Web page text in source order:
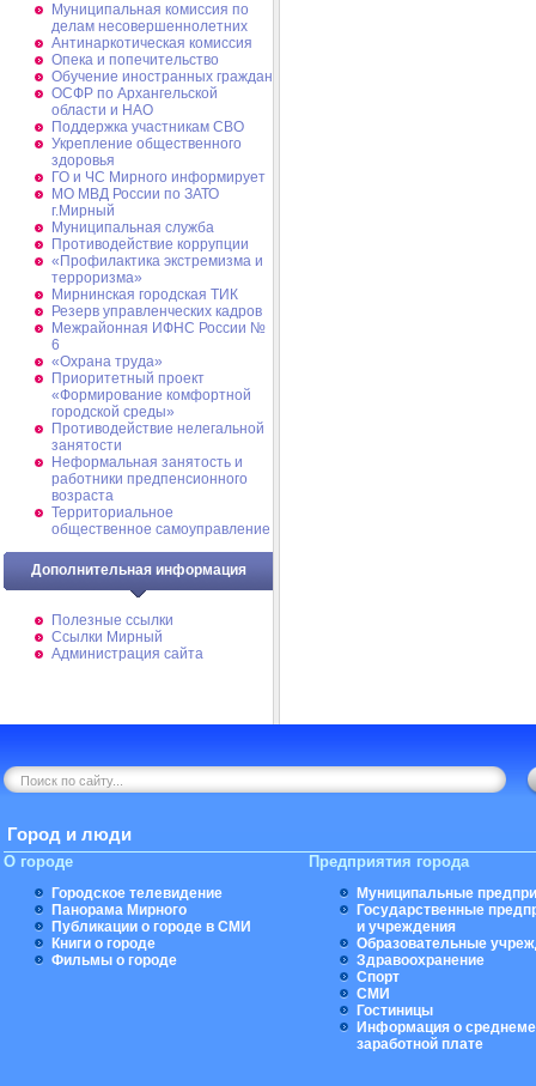
Муниципальная комиссия по
делам несовершеннолетних
Антинаркотическая комиссия
Опека и попечительство
Обучение иностранных граждан
ОСФР по Архангельской
области и НАО
Поддержка участникам СВО
Укрепление общественного
здоровья
ГО и ЧС Мирного информирует
МО МВД России по ЗАТО
г.Мирный
Муниципальная cлужба
Противодействие коррупции
«Профилактика экстремизма и
терроризма»
Мирнинская городская ТИК
Резерв управленческих кадров
Межрайонная ИФНС России №
6
«Охрана труда»
Приоритетный проект
«Формирование комфортной
городской среды»
Противодействие нелегальной
занятости
Неформальная занятость и
работники предпенсионного
возраста
Территориальное
общественное самоуправление
Дополнительная информация
Полезные ссылки
Ссылки Мирный
Администрация сайта
Город и люди
О городе
Городское телевидение
Панорама Мирного
Публикации о городе в СМИ
Книги о городе
Фильмы о городе
Предприятия города
Муниципальные
Государственные
и учреждения
Образовательные
Здравоохранение
Спорт
СМИ
Гостиницы
Информация о
заработной плате